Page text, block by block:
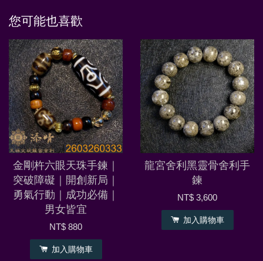
您可能也喜歡
金剛杵六眼天珠手鍊｜
突破障礙｜開創新局｜
勇氣行動｜成功必備｜
男女皆宜
NT$ 880
加入購物車
龍宮舍利黑靈骨舍利手
鍊
NT$ 3,600
加入購物車